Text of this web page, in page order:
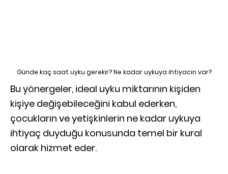
Günde kaç saat uyku gerekir? Ne kadar uykuya ihtiyacın var?
Bu yönergeler, ideal uyku miktarının kişiden
kişiye değişebileceğini kabul ederken,
çocukların ve yetişkinlerin ne kadar uykuya
ihtiyaç duyduğu konusunda temel bir kural
olarak hizmet eder.